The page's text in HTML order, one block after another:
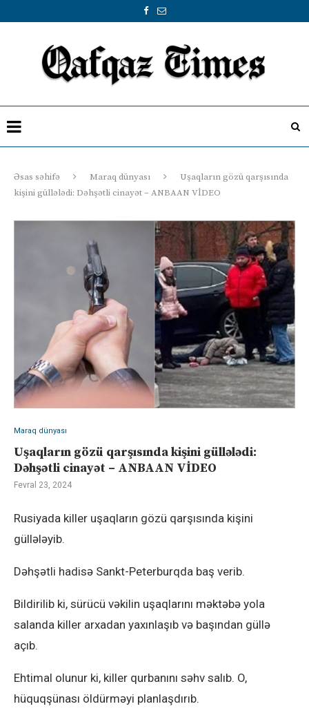
Əsas səhifə Maraq dünyası
Uşaqların gözü qarşısında
kişini güllələdi: Dəhşətli cinayət – ANBAAN VİDEO
Maraq dünyası
Uşaqların gözü qarşısında kişini güllələdi:
Dəhşətli cinayət – ANBAAN VİDEO
Fevral 23, 2024
Rusiyada killer uşaqların gözü qarşısında kişini
güllələyib.
Dəhşətli hadisə Sankt-Peterburqda baş verib.
Bildirilib ki, sürücü vəkilin uşaqlarını məktəbə yola
salanda killer arxadan yaxınlaşıb və başından güllə
açıb.
Ehtimal olunur ki, killer qurbanını səhv salıb. O,
hüquqşünası öldürməyi planlaşdırıb.